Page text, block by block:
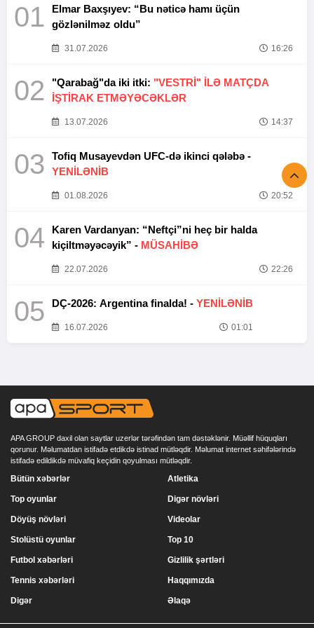
01
Elmar Baxşıyev: “Bu nəticə hamı üçün
gözlənilməz oldu”
31.07.2026 16:26
02 "Qarabağ"da iki itki: "VESTRİ" İLƏ MATÇDA
İŞTİRAK ETMƏYƏCƏKLƏR
13.07.2026 14:37
03
Tofiq Musayevdən UFC-də ikinci qələbə -
YENİLƏNİB
01.08.2026 20:52
04
Karen Vardanyan: “Neftçi”ni heç bir halda
kiçiltməyəcəyik” - MÜSAHİBƏ
22.07.2026 22:26
05 DÇ-2026: Argentina finalda! - YENİLƏNİB
16.07.2026 01:01
APA GROUP daxil olan saytlar uzerlər tərəfindən tam dəstəklənir. Müəllif hüquqları
qorunur. Məlumatdan istifadə etdikdə istinad mütləqdir. Məlumat internet səhifələrində
istifadə edildikdə müvafiq keçidin qoyulması mütləqdir.
Bütün xəbərlər
Top oyunlar
Döyüş növləri
Stolüstü oyunlar
Atletika
Digər növləri
Videolar
Top 10
Futbol xəbərləri
Tennis xəbərləri
Digər
Gizlilik şərtləri
Haqqımızda
Əlaqə